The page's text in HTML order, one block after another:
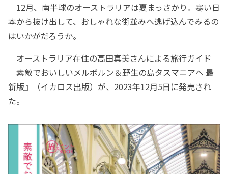
12月、南半球のオーストラリアは夏まっさかり。寒い日
本から抜け出して、おしゃれな街並みへ逃げ込んでみるの
はいかがだろうか。
オーストラリア在住の高田真美さんによる旅行ガイド
『素敵でおいしいメルボルン＆野生の島タスマニアへ 最
新版』（イカロス出版）が、2023年12月5日に発売され
た。